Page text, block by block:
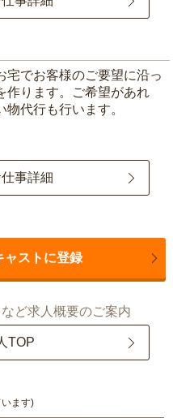
宅でお客様のご要望に沿っ
作ります。ご希望があれ
物代行も行います。
事詳細
ャストに登録
ど求人概要のご案内
TOP
ます)